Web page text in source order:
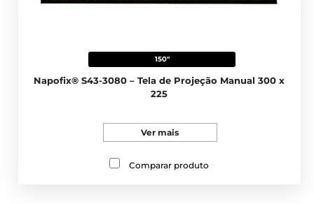
150"
Napofix® S43-3080 – Tela de Projeção Manual 300 x
225
Ver mais
Comparar produto